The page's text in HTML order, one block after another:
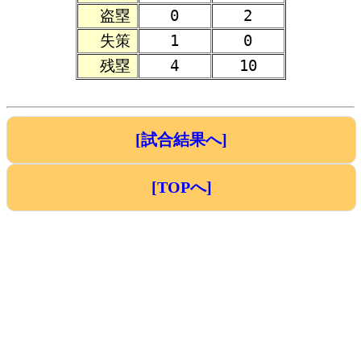
盗塁
0
2
失策
1
0
残塁
4 10
[試合結果へ]
[TOPへ]